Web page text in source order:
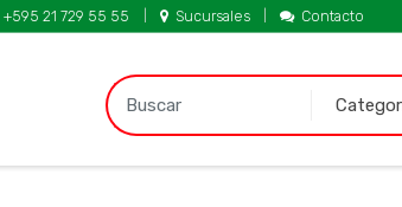
+595 21 729 55 55 Sucursales Contacto
B
u
c